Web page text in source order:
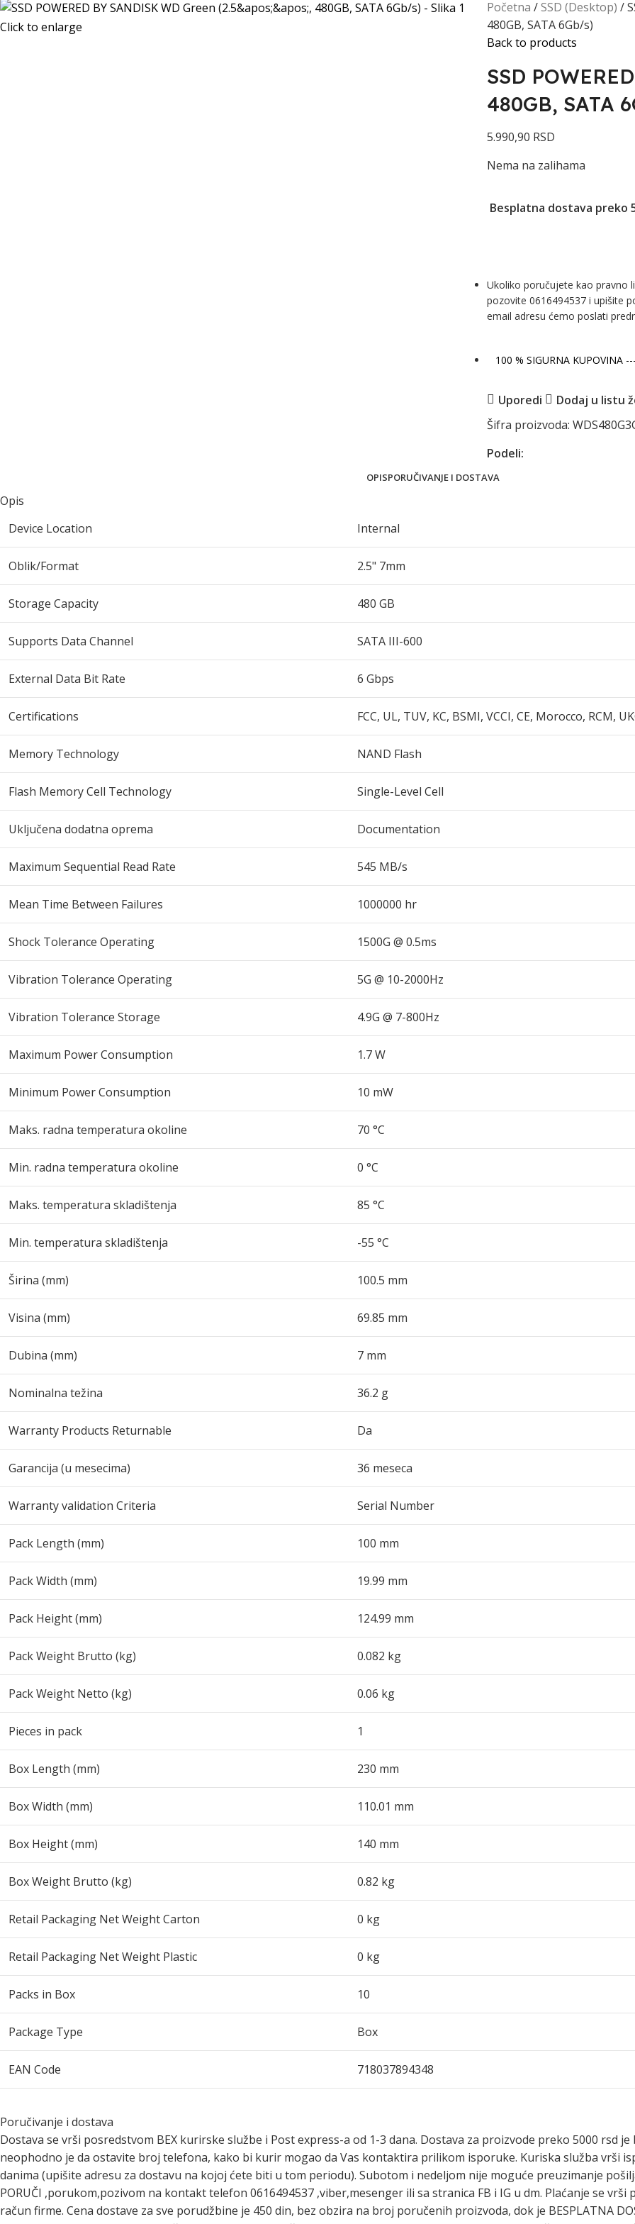
Click to enlarge
Početna SSD (Desktop)
480GB, SATA 6Gb/s)
Back to products
SSD
480GB, SATA
5.990,90 RSD
Nema na zalihama
Besplatna dostava preko
Ukoliko poručujete kao pravno
pozovite 0616494537 i upišite
email adresu ćemo poslati
100 % SIGURNA KUPOVINA
Uporedi
Dodaj u listu
Šifra proizvoda:
Podeli:
OPISPORUČIVANJE I DOSTAVA
Opis
Device Location
Internal
Oblik/Format 2.5" 7mm
Storage Capacity 480 GB
Supports Data Channel SATA III-600
External Data Bit Rate 6 Gbps
Certifications FCC, UL, TUV, KC, BSMI, VCCI, CE, Morocco, RCM,
Memory Technology NAND Flash
Flash Memory Cell Technology Single-Level Cell
Uključena dodatna oprema Documentation
Maximum Sequential Read Rate 545 MB/s
Mean Time Between Failures 1000000 hr
Shock Tolerance Operating 1500G @ 0.5ms
Vibration Tolerance Operating 5G @ 10-2000Hz
Vibration Tolerance Storage 4.9G @ 7-800Hz
Maximum Power Consumption 1.7 W
Minimum Power Consumption 10 mW
Maks. radna temperatura okoline 70 °C
Min. radna temperatura okoline 0 °C
Maks. temperatura skladištenja 85 °C
Min. temperatura skladištenja -55 °C
Širina (mm) 100.5 mm
Visina (mm) 69.85 mm
Dubina (mm) 7 mm
Nominalna težina 36.2 g
Warranty Products Returnable Da
Garancija (u mesecima) 36 meseca
Warranty validation Criteria Serial Number
Pack Length (mm) 100 mm
Pack Width (mm) 19.99 mm
Pack Height (mm) 124.99 mm
Pack Weight Brutto (kg) 0.082 kg
Pack Weight Netto (kg) 0.06 kg
Pieces in pack 1
Box Length (mm) 230 mm
Box Width (mm) 110.01 mm
Box Height (mm) 140 mm
Box Weight Brutto (kg) 0.82 kg
Retail Packaging Net Weight Carton 0 kg
Retail Packaging Net Weight Plastic 0 kg
Packs in Box 10
Package Type Box
EAN Code 718037894348
Poručivanje i dostava
Dostava se vrši posredstvom BEX kurirske službe i Post express-a od 1-3 dana. Dostava za proizvode preko 5000 rsd
neophodno je da ostavite broj telefona, kako bi kurir mogao da Vas kontaktira prilikom isporuke. Kuriska služba vrši
danima (upišite adresu za dostavu na kojoj ćete biti u tom periodu). Subotom i nedeljom nije moguće preuzimanje
PORUČI ,porukom,pozivom na kontakt telefon 0616494537 ,viber,mesenger ili sa stranica FB i IG u dm. Plaćanje se
račun firme. Cena dostave za sve porudžbine je 450 din, bez obzira na broj poručenih proizvoda, dok je BESPLATNA